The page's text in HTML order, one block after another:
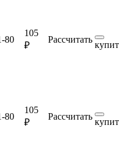
80
105
₽
Рассчитать
80
105
₽
Рассчитать